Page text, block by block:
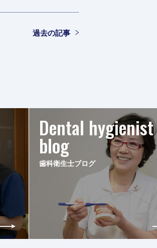
過去の記事
Dental hygienist
blog
歯科衛生士ブログ